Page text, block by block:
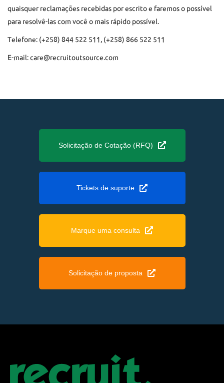
quaisquer reclamações recebidas por escrito e faremos o possível
para resolvê-las com você o mais rápido possível.
Telefone: (+258) 844 522 511, (+258) 866 522 511
E-mail: care@recruitoutsource.com
Solicitação de Cotação (RFQ)
Tickets de suporte
Marque uma consulta
Solicitação de proposta